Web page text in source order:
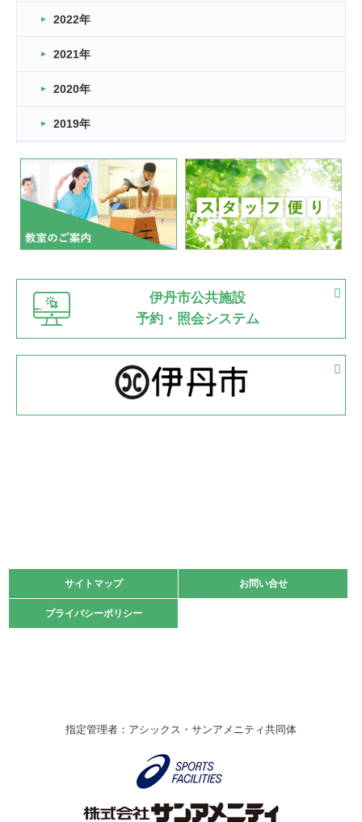
2026.03.11
緑ケ丘体育館
2022.11.03
緑ケ丘体育館
いたっぼーる大会☆彡
緑ケ丘体育館
2022.07.03
市内総合体育大会が開始
緑ケ丘体育館 猪名川運動広場
古池運動広場
2022.06.12
県知事杯争奪バレーボール大会が開催
緑ケ丘体育館
2022.05.05
体育協会長杯 バドミントン競技の部
2022.05.22
緑ケ丘体育館
2021.10.23
卓球選手権大会ラージボールの部開催☆
伊丹市総合体育大会 バレーボール大会が開催されました
なわとびイベントを開催しました！
2022年
2021年
2020年
2019年
伊丹市公共施設
予約・照会システム
サイトマップ お問い合せ
プライバシーポリシー
サイトマップ お問い合せ
プライバシーポリシー
指定管理者：アシックス・サンアメニティ共同体